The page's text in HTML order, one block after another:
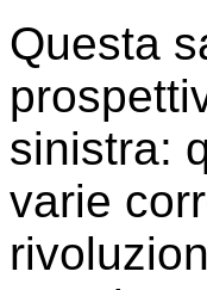
Questa
sinistra:
varie